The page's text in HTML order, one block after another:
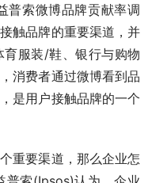
普索微博品牌贡献率调
触品牌的重要渠道，并
服装/鞋、银行与购物
消费者通过微博看到品
是用户接触品牌的一个
重要渠道，那么企业怎